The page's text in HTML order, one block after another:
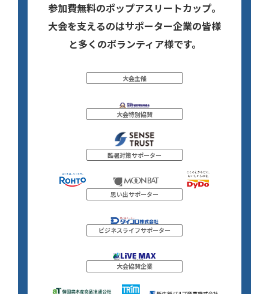
参加費無料のポップアスリートカップ。
大会を支えるのはサポーター企業の皆様
と多くのボランティア様です。
大会主催
大会特別協賛
酷暑対策サポーター
思い出サポーター
ビジネスライフサポーター
大会協賛企業